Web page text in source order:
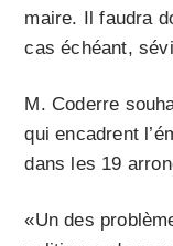
maire. Il faudra
cas échéant,
M. Coderre
qui encadrent
dans les 19
«Un des